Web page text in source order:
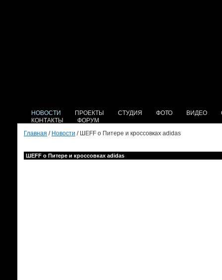
НОВОСТИ ПРОЕКТЫ СТУДИЯ ФОТО ВИДЕО
КОНТАКТЫ
ФОРУМ
Главная / Новости / ШЕFF о Питере и кросcовках adidas
ШЕFF о Питере и кросcовках adidas